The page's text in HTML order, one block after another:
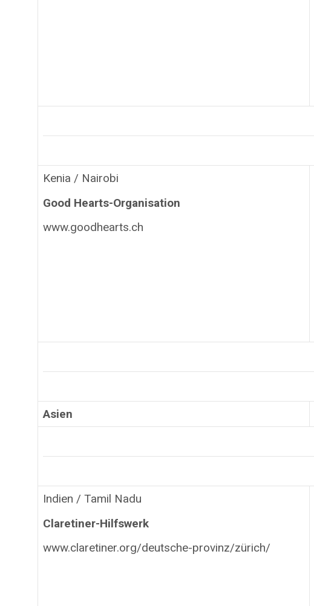
Kenia / Nairobi
Good Hearts-Organisation
www.goodhearts.ch
Asien
Indien / Tamil Nadu
Claretiner-Hilfswerk
www.claretiner.org/deutsche-provinz/zürich/